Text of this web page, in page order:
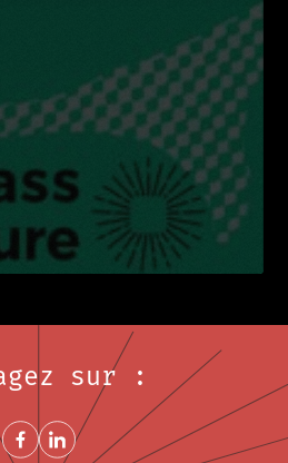
sur :
Share on FacebookNouvelle fenêtre
Share on LinkedInNouvelle fenêtre